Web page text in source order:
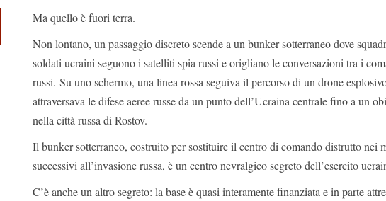
Ma quello è fuori terra.
Non lontano, un passaggio discreto scende a un bunker sotterraneo dove
soldati ucraini seguono i satelliti spia russi e origliano le conversazioni tra i
russi. Su uno schermo, una linea rossa seguiva il percorso di un drone
attraversava le difese aeree russe da un punto dell’Ucraina centrale fino a un
nella città russa di Rostov.
Il bunker sotterraneo, costruito per sostituire il centro di comando distrutto nei
successivi all’invasione russa, è un centro nevralgico segreto dell’esercito
C’è anche un altro segreto: la base è quasi interamente finanziata e in parte